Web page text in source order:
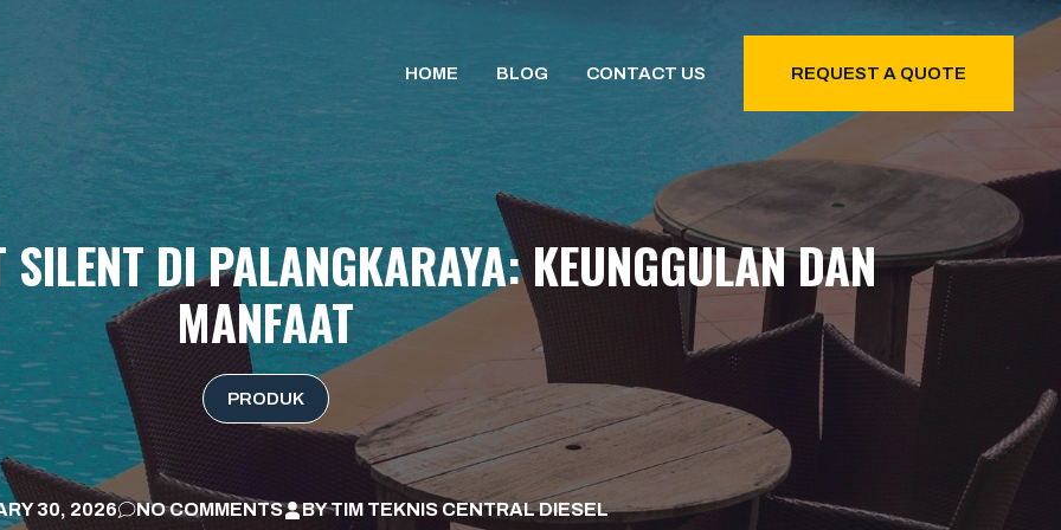
HOME BLOG CONTACT US REQUEST A QUOTE
SILENT DI PALANGKARAYA: KEUNGGULAN DAN
MANFAAT
PRODUK
30, 2026 NO COMMENTS BYTIM TEKNIS CENTRAL DIESEL